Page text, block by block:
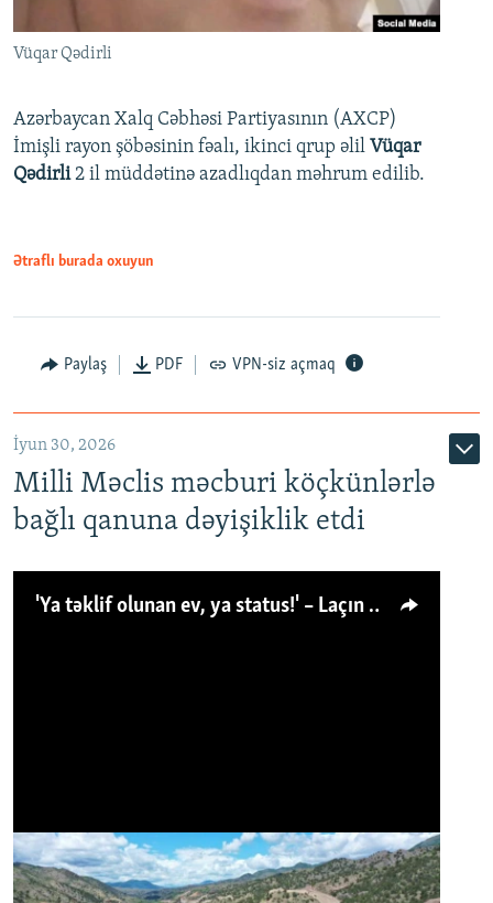
Vüqar Qədirli
Azərbaycan Xalq Cəbhəsi Partiyasının (AXCP)
İmişli rayon şöbəsinin fəalı, ikinci qrup əlil Vüqar
Qədirli2 il müddətinə azadlıqdan məhrum edilib.
Ətraflı burada oxuyun
Paylaş PDF VPN-siz açmaq
İyun 30, 2026
Milli Məclis məcburi köçkünlərlə
bağlı qanuna dəyişiklik etdi
'Ya təklif olunan ev, ya status!' – Laçın köçkünü: 'Laçından başqa heç hara!'